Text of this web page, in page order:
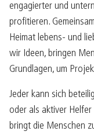
engagierter und
profitieren.
Heimat lebens- und
wir Ideen, bringen
Grundlagen, um
Jeder kann sich
oder als aktiver Helfer
bringt die Menschen